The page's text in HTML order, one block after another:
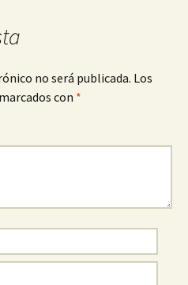
no será publicada. Los
con *